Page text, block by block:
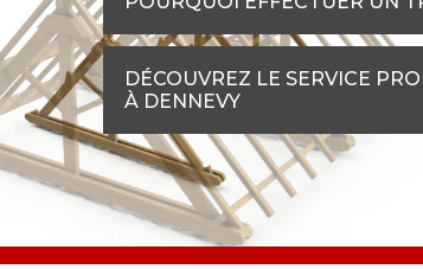
DÉCOUVREZ LE SERVICE
À DENNEVY